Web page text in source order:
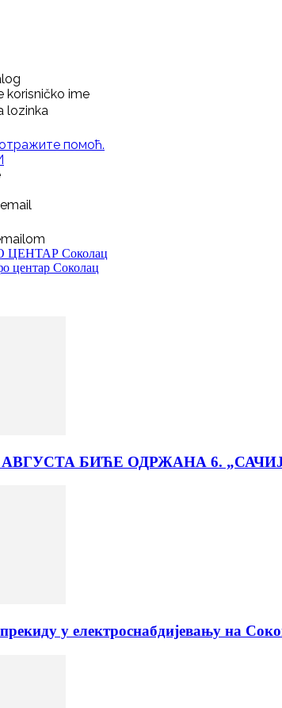
korisničko ime
lozinka
помоћ.
Соколац
БИЋЕ ОДРЖАНА 6.
у електроснабдијевању на